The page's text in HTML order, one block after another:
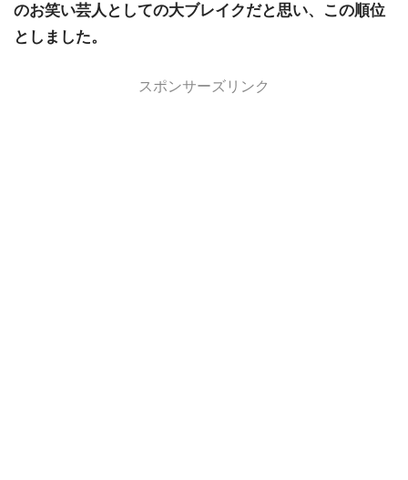
のお笑い芸人としての大ブレイクだと思い、この順位
としました。
スポンサーズリンク